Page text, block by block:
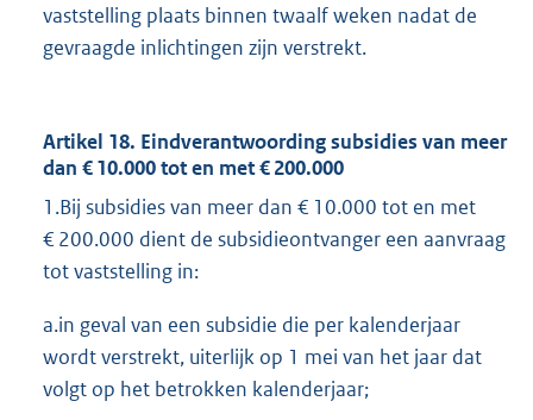
vaststelling plaats binnen twaalf weken nadat de
gevraagde inlichtingen zijn verstrekt.
Artikel 18. Eindverantwoording subsidies van meer
dan € 10.000 tot en met € 200.000
1.Bij subsidies van meer dan € 10.000 tot en met
€ 200.000 dient de subsidieontvanger een aanvraag
tot vaststelling in:
a.in geval van een subsidie die per kalenderjaar
wordt verstrekt, uiterlijk op 1 mei van het jaar dat
volgt op het betrokken kalenderjaar;